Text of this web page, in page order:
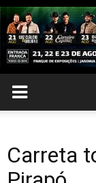
Carreta